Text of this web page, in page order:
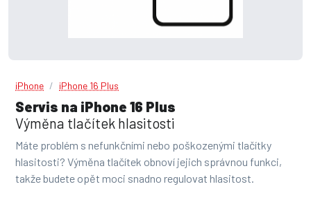
iPhone iPhone 16 Plus
Servis na iPhone 16 Plus
Výměna tlačítek hlasitosti
Máte problém s nefunkčními nebo poškozenými tlačítky
hlasitosti? Výměna tlačítek obnoví jejich správnou funkci,
takže budete opět moci snadno regulovat hlasitost.